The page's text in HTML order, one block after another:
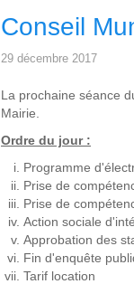
Conseil
29 décembre 2017
La prochaine séance
Mairie.
Ordre du jour :
Programme
Prise de
Prise de
Action sociale
Approbation des
Fin d'enquête
Tarif location